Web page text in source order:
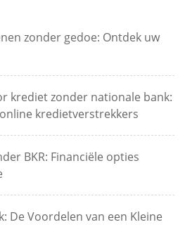
zonder gedoe: Ontdek uw
krediet zonder nationale bank:
kredietverstrekkers
BKR: Financiële opties
De Voordelen van een Kleine